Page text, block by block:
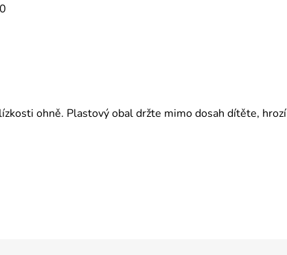
ohně. Plastový obal držte mimo dosah dítěte, hrozí